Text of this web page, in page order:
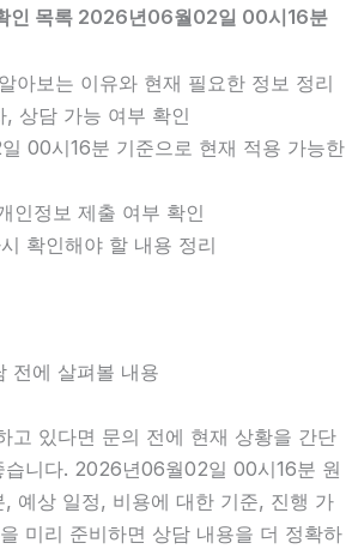
인 목록 2026년06월02일 00시16분
아보는 이유와 현재 필요한 정보 정리
상담 가능 여부 확인
00시16분 기준으로 현재 적용 가능한
인정보 제출 여부 확인
확인해야 할 내용 정리
전에 살펴볼 내용
고 있다면 문의 전에 현재 상황을 간단
습니다. 2026년06월02일 00시16분 원
예상 일정, 비용에 대한 기준, 진행 가
미리 준비하면 상담 내용을 더 정확하